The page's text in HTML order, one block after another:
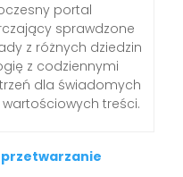
portal
sprawdzone
z różnych dziedzin
z codziennymi
dla świadomych
treści.